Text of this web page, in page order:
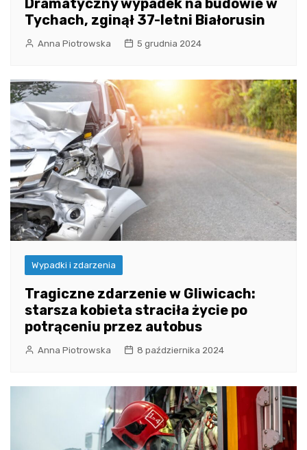
Tychach, zginął 37-letni Białorusin
Anna Piotrowska 5 grudnia 2024
Wypadki i zdarzenia
Tragiczne zdarzenie w Gliwicach:
starsza kobieta straciła życie po
potrąceniu przez autobus
Anna Piotrowska 8 października 2024